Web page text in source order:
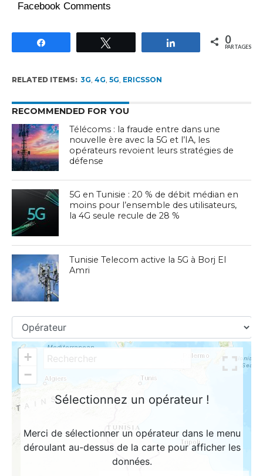
Facebook Comments
Partagez 0
PARTAGES
RELATED ITEMS: 3G, 4G, 5G, ERICSSON
RECOMMENDED FOR YOU
Télécoms : la fraude entre dans une
nouvelle ère avec la 5G et l’IA, les
opérateurs revoient leurs stratégies de
défense
5G en Tunisie : 20 % de débit médian en
moins pour l’ensemble des utilisateurs,
la 4G seule recule de 28 %
Tunisie Telecom active la 5G à Borj El
Amri